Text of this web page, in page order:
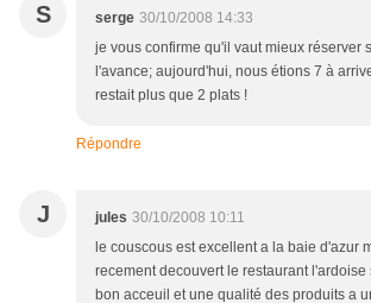
S serge 30/10/2008 14:33
je vous confirme qu'il vaut mieux réserver
l'avance; aujourd'hui, nous étions 7 à
restait plus que 2 plats !
Répondre
J jules 30/10/2008 10:11
le couscous est excellent a la baie d'azur
recement decouvert le restaurant l'ardoise
bon acceuil et une qualité des produits a